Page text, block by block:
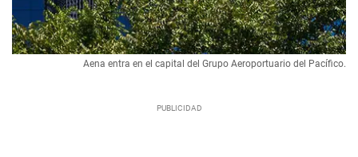
Aena entra en el capital del Grupo Aeroportuario del Pacífico.